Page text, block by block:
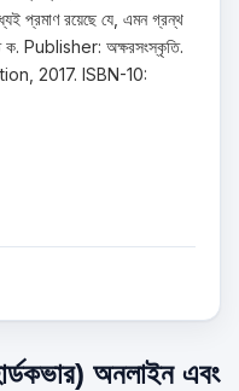
প্রমাণ রয়েছে যে, এমন গ্রন্থ
ক. Publisher: অক্ষরসংস্কৃতি.
2017. ISBN-10:
অনলাইন এবং